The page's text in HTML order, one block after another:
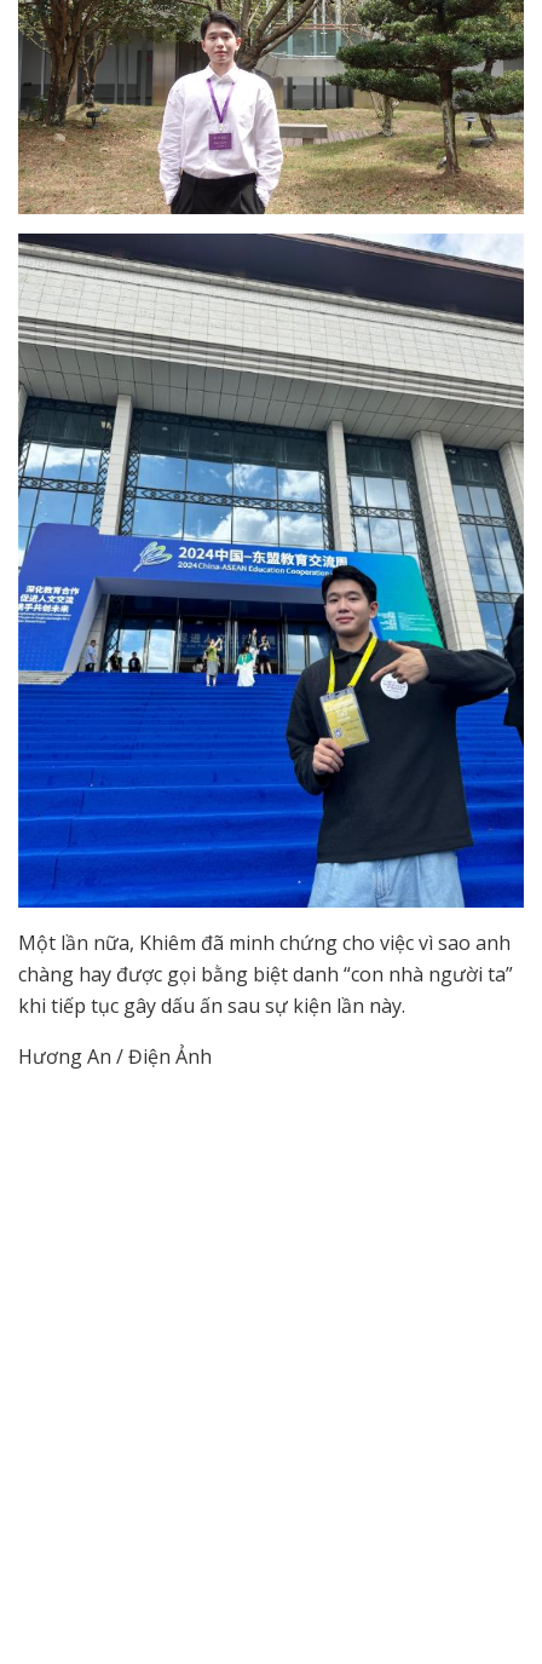
Một lần nữa, Khiêm đã minh chứng cho việc vì sao anh
chàng hay được gọi bằng biệt danh “con nhà người ta”
khi tiếp tục gây dấu ấn sau sự kiện lần này.
Hương An / Điện Ảnh